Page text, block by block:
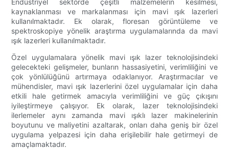
kaynaklanması ve markalanması için mavi ışık lazerleri
kullanılmaktadır. Ek olarak, floresan görüntüleme ve
spektroskopiye yönelik araştırma uygulamalarında da mavi
ışık lazerleri kullanılmaktadır.
Özel uygulamalara yönelik mavi ışık lazer teknolojisindeki
gelecekteki gelişmeler, bunların hassasiyetini, verimliliğini ve
çok yönlülüğünü artırmaya odaklanıyor. Araştırmacılar ve
mühendisler, mavi ışık lazerlerini özel uygulamalar için daha
etkili hale getirmek amacıyla verimliliğini ve güç çıkışını
iyileştirmeye çalışıyor. Ek olarak, lazer teknolojisindeki
ilerlemeler aynı zamanda mavi ışıklı lazer makinelerinin
boyutunu ve maliyetini azaltarak, onları daha geniş bir özel
uygulama yelpazesi için daha erişilebilir hale getirmeyi de
amaçlamaktadır.